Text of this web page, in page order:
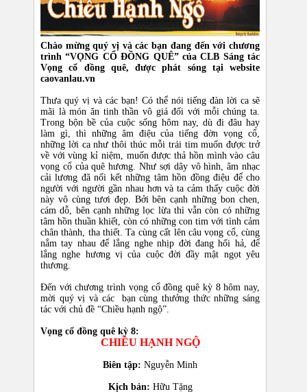
Chào mừng quý vị và các bạn đang đến với chương
trình “VỌNG CỔ ĐỒNG QUÊ” của CLB Sáng tác
Vọng cổ đồng quê, được phát sóng tại website
caovanlau.vn
Thưa quý vị và các bạn! Có thể nói tiếng đàn lời ca sẽ
mãi là món ăn tinh thần vô giá đối với mỗi chúng ta.
Trong bộn bề của cuộc sống hôm nay, dù đi đâu hay
làm gì, thì những âm điệu của tiếng đờn vọng cổ,
những lời ca như thôi thúc mỗi trái tim muốn được trở
về với vùng kỉ niệm, muốn được thả hồn mình vào câu
vọng cổ của quê hương. Như sợi dây vô hình, âm nhạc
cải lương đã nối kết những tâm hồn đồng điệu để cho
người với người gần nhau hơn và ta cảm thấy cuộc đời
này vô cùng tươi đẹp. Bởi bên cạnh những bon chen,
cám dỗ, bên cạnh những lọc lừa thì vẫn còn có những
tâm hồn thuần khiết, còn có những con tim với tình cảm
chân thành, tha thiết. Ta cùng cất lên câu vọng cổ, cùng
nắm tay nhau để lắng nghe nhịp đời đang hối hả, để
lắng nghe hương vị của cuộc đời đầy mật ngọt yêu
thương.
Đến với chương trình vọng cổ đồng quê kỳ 8 hôm nay,
mời quý vị và các bạn cùng thưởng thức những sáng
tác với chủ đề “Chiều hạnh ngộ”.​
Vọng cổ đồng quê kỳ 8:
CHIỀU HẠNH NGỘ
Biên tập: Nguyễn Minh
Kịch bản: Hữu Tặng